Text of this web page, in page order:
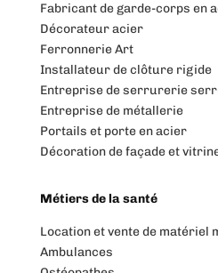
Fabricant de garde-corps en
Décorateur acier
Ferronnerie Art
Installateur de clôture rigide
Entreprise de serrurerie
Entreprise de métallerie
Portails et porte en acier
Décoration de façade et
Métiers de la santé
Location et vente de matériel
Ambulances